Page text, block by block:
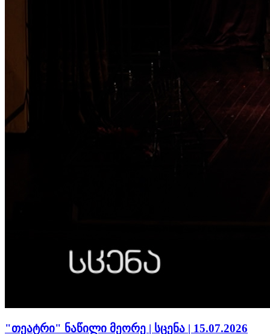
"თეატრი" ნაწილი მეორე | სცენა | 15.07.2026